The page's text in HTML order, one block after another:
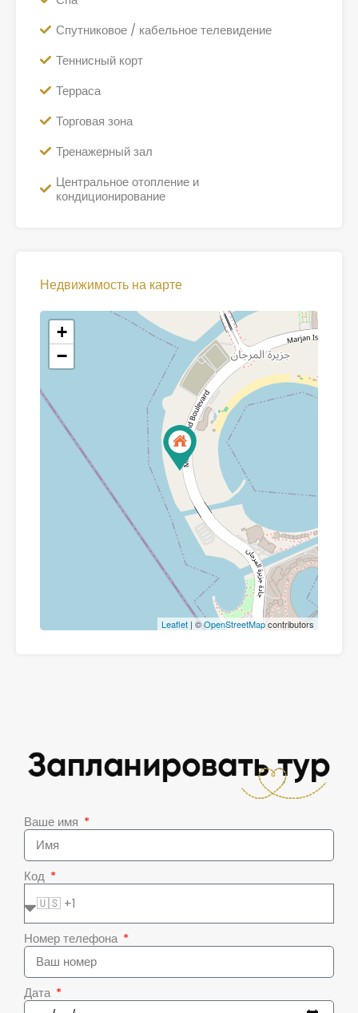
Спутниковое / кабельное телевидение
Теннисный корт
Терраса
Торговая зона
Тренажерный зал
Центральное отопление и
кондиционирование
Недвижимость на карте
+
−
Leaflet | ©OpenStreetMapcontributors
Ваше имя
Код
Номер телефона
Дата